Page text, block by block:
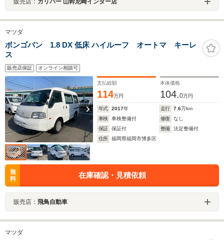
販売店： ガリバー 山幹尼崎インター店
マツダ
ボンゴバン 1.8 DX 低床 ハイルーフ オートマ キーレ
ス
販売店保証 オンライン相談可
支払総額
114万円
本体価格
104.0万円
年式 2017年 走行 7.6万km
車検
車検整備付 修復
なし
保証
保証付 整備
法定整備付
住所
福岡県福岡市博多区
無
料
在庫確認・見積依頼
販売店： 飛鳥自動車
マツダ